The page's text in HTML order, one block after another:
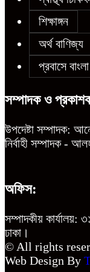
শিক্ষাঙ্গন
অর্থ বাণিজ্য
প্রবাসে বাংলা
সম্পাদক ও
উপদেষ্টা সম্পাদক:
নির্বাহী সম্পাদক -
অফিস:
সম্পাদকীয় কার্যালয়:
ঢাকা।
© All rights
Web Design By